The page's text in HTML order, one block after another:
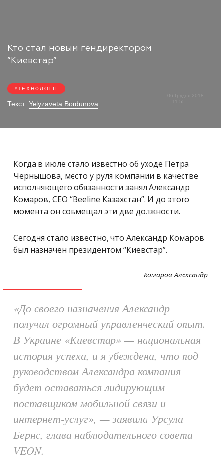
Кто стал новым гендиректором
“Киевстар”
ТЕХНОЛОГІЇ
Текст: Yelyzaveta Bordunova
06 Грудня 2018
Когда в июле стало известно об уходе Петра
Чернышова, место у руля компании в качестве
исполняющего обязанности занял Александр
Комаров, CEO “Beeline Казахстан”. И до этого
момента он совмещал эти две должности.
Сегодня стало известно, что Александр Комаров
был назначен президентом “Киевстар”.
Комаров Александр
«До своего назначения Александр
получил огромный управленческий опыт.
В Украине «Киевстар» — национальная
история успеха, и я убеждена, что под
руководством Александра компания
будет оставаться лидирующим
поставщиком мобильной связи и
интернет-услуг», — заявила Урсула
Бернс, глава наблюдательного совета
VEON.